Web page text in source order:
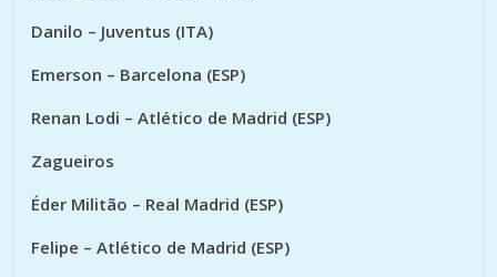
Danilo – Juventus (ITA)
Emerson – Barcelona (ESP)
Renan Lodi – Atlético de Madrid (ESP)
Zagueiros
Éder Militão – Real Madrid (ESP)
Felipe – Atlético de Madrid (ESP)